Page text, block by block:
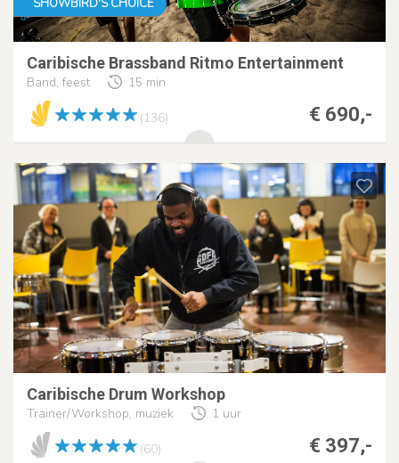
SHOWBIRD'S CHOICE
Caribische Brassband Ritmo Entertainment
Band, feest 15 min
€ 690,-
(136)
Caribische Drum Workshop
Trainer/Workshop, muziek 1 uur
€ 397,-
(60)